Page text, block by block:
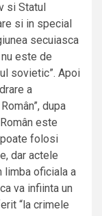
si Statul
si in special
secuiasca
este de
sovietic”. Apoi
a
dupa
este
poate folosi
dar actele
limba oficiala a
va infiinta un
“la crimele